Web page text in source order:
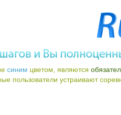
синим цветом, являются
пользователи устраивают